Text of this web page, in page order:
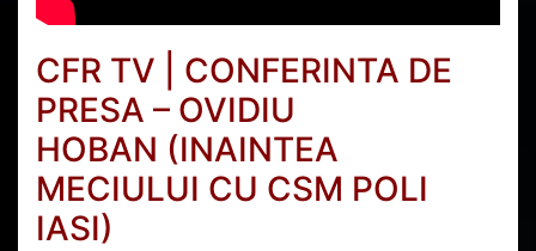
CFR TV
| CONFERINTA DE
PRESA – OVIDIU
HOBAN (INAINTEA
MECIULUI CU CSM POLI
IASI)